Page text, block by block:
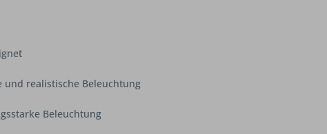
und realistische Beleuchtung
Beleuchtung